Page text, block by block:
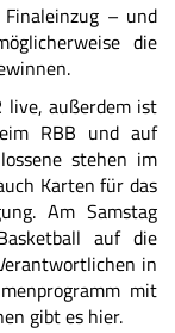
– und
die
live, außerdem ist
RBB und auf
stehen im
Karten für das
Am Samstag
auf die
in
mit
gibt es hier.